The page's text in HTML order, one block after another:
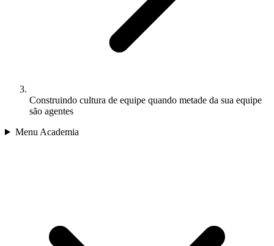
Construindo cultura de equipe quando metade da sua equipe
são agentes
Menu Academia